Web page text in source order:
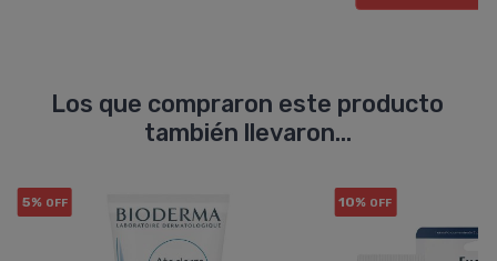
Los que compraron este producto
también llevaron...
5% OFF 10% OFF